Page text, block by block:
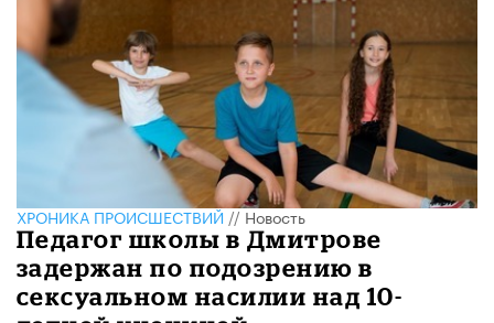
ХРОНИКА ПРОИСШЕСТВИЙ//Новость
Педагог школы в Дмитрове
задержан по подозрению в
сексуальном насилии над 10-